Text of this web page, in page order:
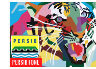
PERSIBTONE